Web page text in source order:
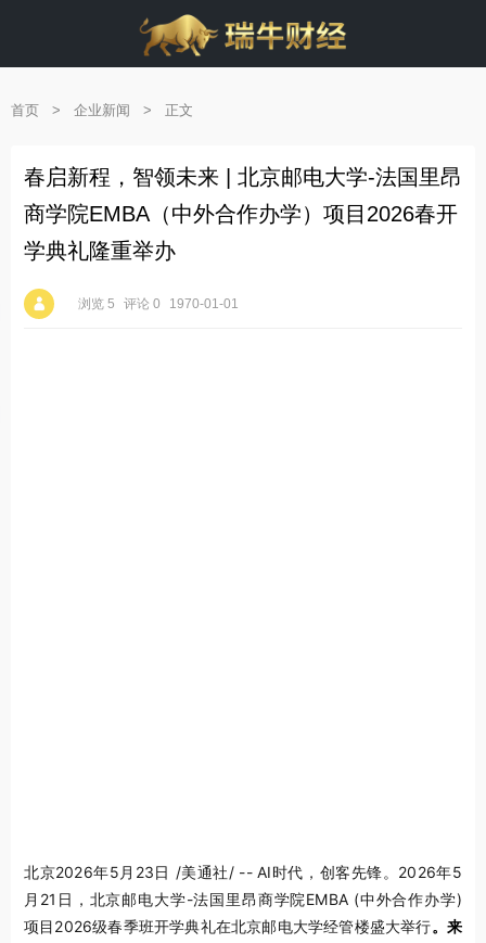
首页 > 企业新闻 > 正文
春启新程，智领未来 | 北京邮电大学-法国里昂
商学院EMBA（中外合作办学）项目2026春开
学典礼隆重举办
浏览 5 评论 0 1970-01-01
北京2026年5月23日 /美通社/ -- AI时代，创客先锋。2026年5
月21日，北京邮电大学-法国里昂商学院EMBA (中外合作办学)
项目2026级春季班开学典礼在北京邮电大学经管楼盛大举行。来